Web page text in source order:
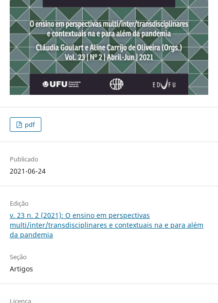
pdf
Publicado
2021-06-24
Edição
v. 23 n. 2 (2021): O ensino em perspectivas
multi/inter/transdisciplinares e contextuais na e para além
da pandemia
Seção
Artigos
Licença